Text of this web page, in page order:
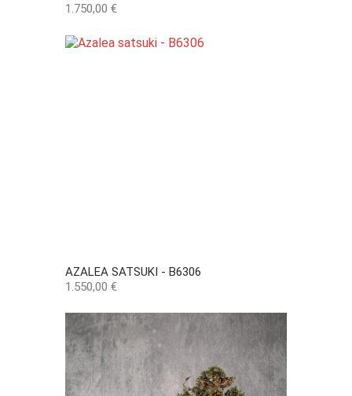
Precio
1.750,00 €
AZALEA SATSUKI - B6306
Precio
1.550,00 €